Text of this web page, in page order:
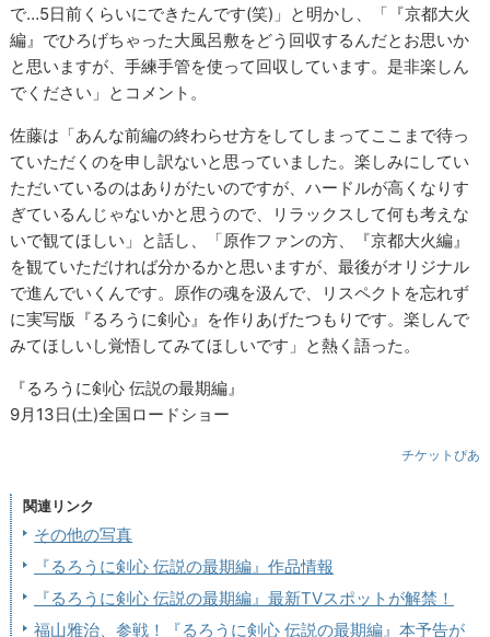
で…5日前くらいにできたんです(笑)」と明かし、「『京都大火
編』でひろげちゃった大風呂敷をどう回収するんだとお思いか
と思いますが、手練手管を使って回収しています。是非楽しん
でください」とコメント。
佐藤は「あんな前編の終わらせ方をしてしまってここまで待っ
ていただくのを申し訳ないと思っていました。楽しみにしてい
ただいているのはありがたいのですが、ハードルが高くなりす
ぎているんじゃないかと思うので、リラックスして何も考えな
いで観てほしい」と話し、「原作ファンの方、『京都大火編』
を観ていただければ分かるかと思いますが、最後がオリジナル
で進んでいくんです。原作の魂を汲んで、リスペクトを忘れず
に実写版『るろうに剣心』を作りあげたつもりです。楽しんで
みてほしいし覚悟してみてほしいです」と熱く語った。
『るろうに剣心 伝説の最期編』
9月13日(土)全国ロードショー
チケットぴあ
関連リンク
その他の写真
『るろうに剣心 伝説の最期編』作品情報
『るろうに剣心 伝説の最期編』最新TVスポットが解禁！
福山雅治、参戦！『るろうに剣心 伝説の最期編』本予告が